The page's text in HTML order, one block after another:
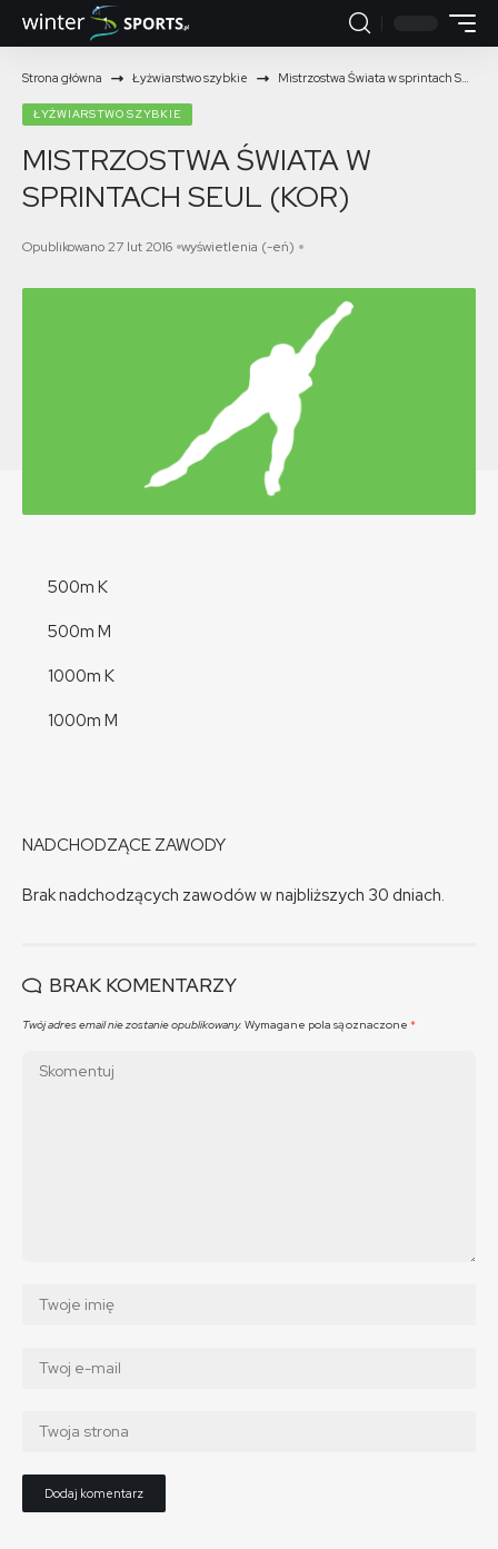
Strona główna Łyżwiarstwo szybkie Mistrzostwa Świata w sprintach Seul (KOR)
ŁYŻWIARSTWO SZYBKIE
MISTRZOSTWA ŚWIATA W
SPRINTACH SEUL (KOR)
Opublikowano 27 lut 2016 wyświetlenia (-eń)
500m K
500m M
1000m K
1000m M
NADCHODZĄCE ZAWODY
Brak nadchodzących zawodów w najbliższych 30 dniach.
BRAK KOMENTARZY
Twój adres email nie zostanie opublikowany. Wymagane pola są oznaczone *